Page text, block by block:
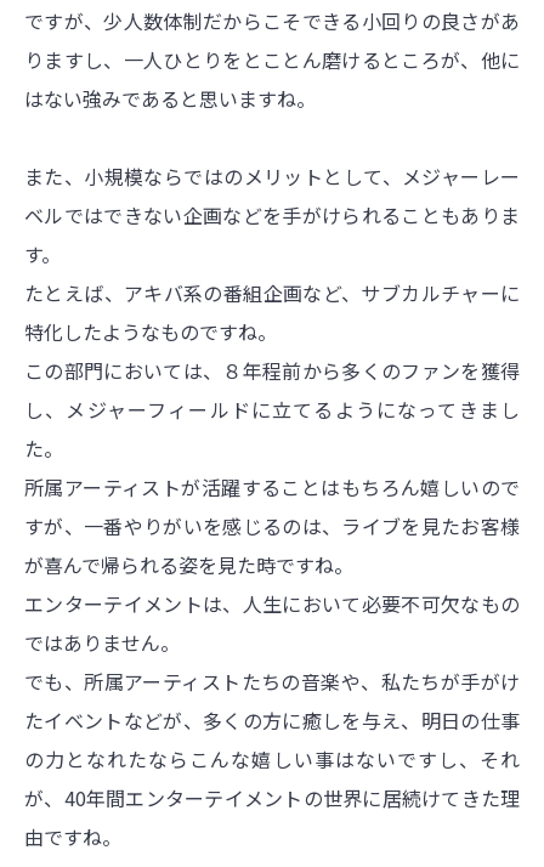
ですが、少人数体制だからこそできる小回りの良さがあ
りますし、一人ひとりをとことん磨けるところが、他に
はない強みであると思いますね。
また、小規模ならではのメリットとして、メジャーレー
ベルではできない企画などを手がけられることもありま
す。
たとえば、アキバ系の番組企画など、サブカルチャーに
特化したようなものですね。
この部門においては、８年程前から多くのファンを獲得
し、メジャーフィールドに立てるようになってきまし
た。
所属アーティストが活躍することはもちろん嬉しいので
すが、一番やりがいを感じるのは、ライブを見たお客様
が喜んで帰られる姿を見た時ですね。
エンターテイメントは、人生において必要不可欠なもの
ではありません。
でも、所属アーティストたちの音楽や、私たちが手がけ
たイベントなどが、多くの方に癒しを与え、明日の仕事
の力となれたならこんな嬉しい事はないですし、それ
が、40年間エンターテイメントの世界に居続けてきた理
由ですね。